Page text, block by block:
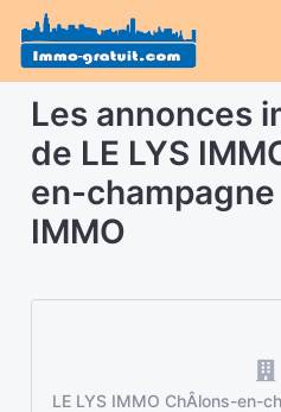
Les annonces
de LE LYS
en-champagne
IMMO
LE LYS IMMO ChÂlons-en-